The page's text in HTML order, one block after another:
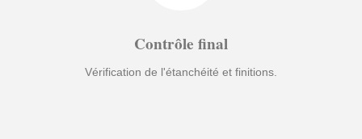
Contrôle final
Vérification de l'étanchéité et finitions.